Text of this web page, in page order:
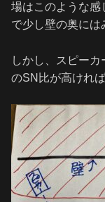
場はこのような感
で少し壁の奥には
しかし、スピー
のSN比が高けれ